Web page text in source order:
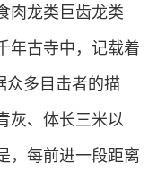
肉龙类巨齿龙类
年古寺中，记载着
众多目击者的描
灰、体长三米以
，每前进一段距离